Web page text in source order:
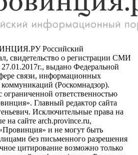
Российский
свидетельство о регистрации СМИ
выдано Федеральной
связи, информационных
(Роскомнадзор).
ответственностью
Главный редактор сайта
Исключительные права на
на сайте arch.province.ru,
и не могут быть
без письменного разрешения
цитирование возможно только